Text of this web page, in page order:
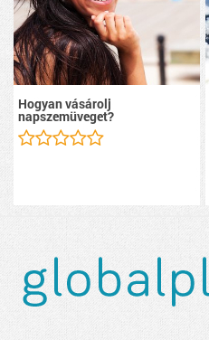
Hogyan vásárolj
napszemüveget?